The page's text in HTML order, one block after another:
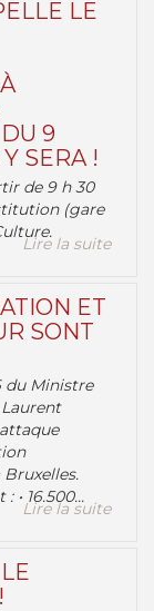
LE
9
SERA !
de 9 h 30
(gare
Lire la suite
ET
SONT
du Ministre
• 16.500...
Lire la suite